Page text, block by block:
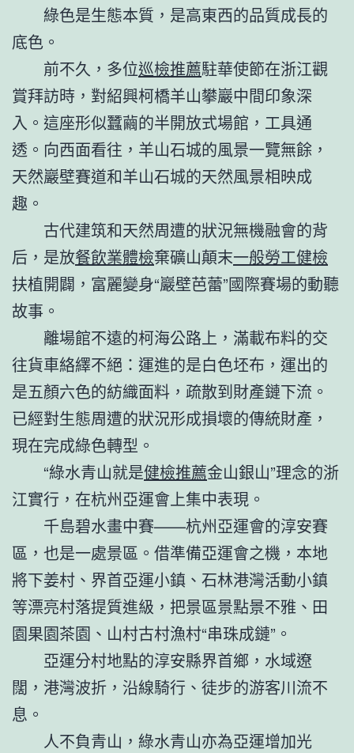
綠色是生態本質，是高東西的品質成長的
底色。
前不久，多位巡檢推薦駐華使節在浙江觀
賞拜訪時，對紹興柯橋羊山攀巖中間印象深
入。這座形似蠶繭的半開放式場館，工具通
透。向西面看往，羊山石城的風景一覽無餘，
天然巖壁賽道和羊山石城的天然風景相映成
趣。
古代建筑和天然周遭的狀況無機融會的背
后，是放餐飲業體檢棄礦山顛末一般勞工健檢
扶植開闢，富麗變身“巖壁芭蕾”國際賽場的動聽
故事。
離場館不遠的柯海公路上，滿載布料的交
往貨車絡繹不絕：運進的是白色坯布，運出的
是五顏六色的紡織面料，疏散到財產鏈下流。
已經對生態周遭的狀況形成損壞的傳統財產，
現在完成綠色轉型。
“綠水青山就是健檢推薦金山銀山”理念的浙
江實行，在杭州亞運會上集中表現。
千島碧水畫中賽——杭州亞運會的淳安賽
區，也是一處景區。借準備亞運會之機，本地
將下姜村、界首亞運小鎮、石林港灣活動小鎮
等漂亮村落提質進級，把景區景點景不雅、田
園果園茶園、山村古村漁村“串珠成鏈”。
亞運分村地點的淳安縣界首鄉，水域遼
闊，港灣波折，沿線騎行、徒步的游客川流不
息。
人不負青山，綠水青山亦為亞運增加光